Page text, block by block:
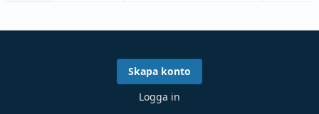
Skapa konto
Logga in